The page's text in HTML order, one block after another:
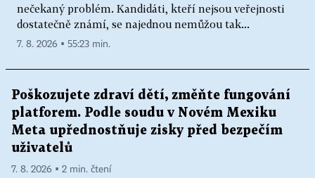
nečekaný problém. Kandidáti, kteří nejsou veřejnosti
dostatečně známí, se najednou nemůžou tak...
7. 8. 2026 ▪ 55:23 min.
Poškozujete zdraví dětí, změňte fungování
platforem. Podle soudu v Novém Mexiku
Meta upřednostňuje zisky před bezpečím
uživatelů
7. 8. 2026 ▪ 2 min. čtení